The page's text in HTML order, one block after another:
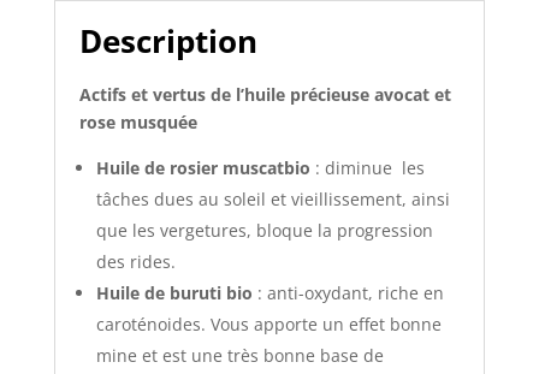
roseDescription
Actifs et vertus de l’huile précieuse avocat et
rose musquée
Huile de rosier muscatbio : diminue les
tâches dues au soleil et vieillissement, ainsi
que les vergetures, bloque la progression
des rides.
Huile de buruti bio : anti-oxydant, riche en
caroténoides. Vous apporte un effet bonne
mine et est une très bonne base de